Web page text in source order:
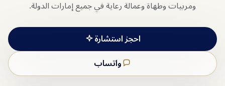
ومربيات وطهاة وعمالة رعاية في جميع إمارات الدولة.
احجز استشارة
واتساب